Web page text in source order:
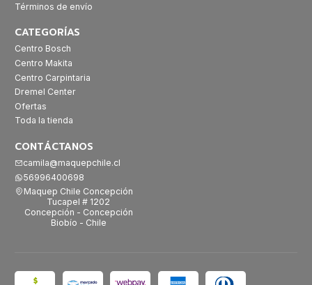
Términos de envío
CATEGORÍAS
Centro Bosch
Centro Makita
Centro Carpintaria
Dremel Center
Ofertas
Toda la tienda
CONTÁCTANOS
camila@maquepchile.cl
56996400698
Maquep Chile Concepción
Tucapel # 1202
Concepción - Concepción
Biobío - Chile